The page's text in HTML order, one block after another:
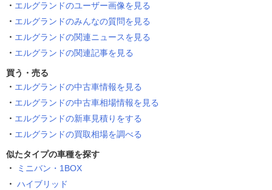
エルグランドのユーザー画像を見る
エルグランドのみんなの質問を見る
エルグランドの関連ニュースを見る
エルグランドの関連記事を見る
買う・売る
エルグランドの中古車情報を見る
エルグランドの中古車相場情報を見る
エルグランドの新車見積りをする
エルグランドの買取相場を調べる
似たタイプの車種を探す
ミニバン・1BOX
ハイブリッド